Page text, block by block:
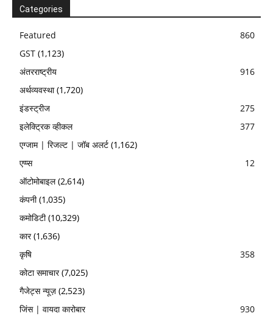
Categories
Featured
860
GST (1,123)
अंतरराष्ट्रीय
916
अर्थव्यवस्था(1,720)
इंडस्ट्रीज
275
इलेक्ट्रिक व्हीकल
377
एग्जाम | रिजल्ट | जॉब अलर्ट (1,162)
एप्प्स
12
ऑटोमोबाइल(2,614)
कंपनी(1,035)
कमोडिटी(10,329)
कार(1,636)
कृषि
358
कोटा समाचार(7,025)
गैजेट्स न्यूज़ (2,523)
जिंस | वायदा कारोबार
930